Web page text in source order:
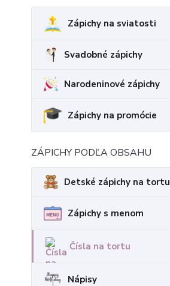
Zápichy na sviatosti
Svadobné zápichy
Narodeninové zápichy
Zápichy na promócie
ZÁPICHY PODĽA OBSAHU
Detské zápichy na tortu
Zápichy s menom
Čísla na tortu
Nápisy